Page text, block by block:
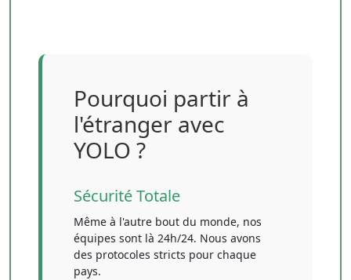
Pourquoi partir à
l'étranger avec
YOLO ?
Sécurité Totale
Même à l'autre bout du monde, nos
équipes sont là 24h/24. Nous avons
des protocoles stricts pour chaque
pays.